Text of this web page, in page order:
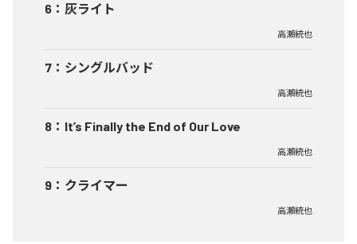
6 ： 灰ライト
高瀬統也
7 ： シングルバッド
高瀬統也
8 ： It’s Finally the End of Our Love
高瀬統也
9 ： クライマー
高瀬統也